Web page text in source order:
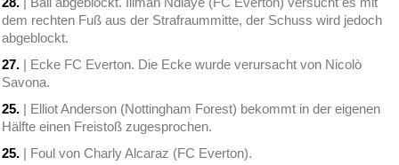
dem rechten Fuß aus der Strafraummitte, der Schuss wird jedoch
abgeblockt.
27. | Ecke FC Everton. Die Ecke wurde verursacht von Nicolò
Savona.
25. | Elliot Anderson (Nottingham Forest) bekommt in der eigenen
Hälfte einen Freistoß zugesprochen.
25. | Foul von Charly Alcaraz (FC Everton).